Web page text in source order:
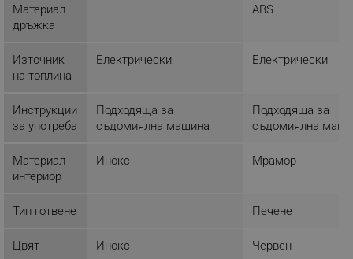
Материал
дръжка
ABS
Източник
на топлина
Електрически Електрически
Инструкции
за употреба
Подходяща за
съдомиялна машина
Подходяща за
съдомиялна
Материал
интериор
Инокс Мрамор
Тип готвене Печене
Цвят Инокс Червен
Таргетиране
Некласифицирани
Строго необходимите бисквитки позволяват
основната функционалност на уебсайта, като
правилно без строго необходими бисквитки.
Домейн